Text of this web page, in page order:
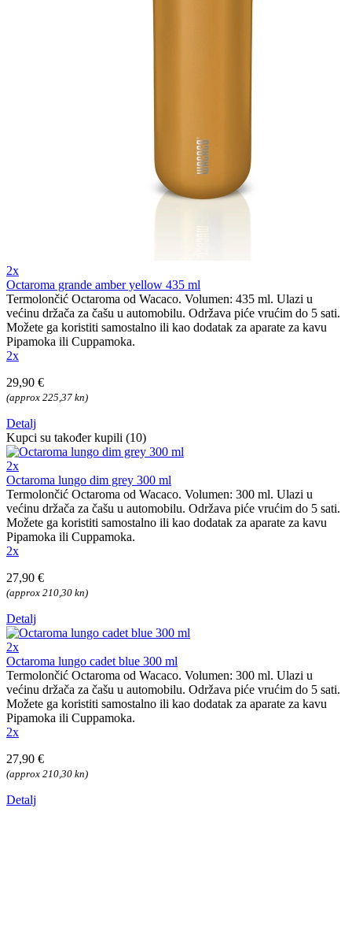
2x
Octaroma grande amber yellow 435 ml
Termolončić Octaroma od Wacaco. Volumen: 435 ml. Ulazi u
većinu držača za čašu u automobilu. Održava piće vrućim do 5 sati.
Možete ga koristiti samostalno ili kao dodatak za aparate za kavu
Pipamoka ili Cuppamoka.
2x
29,90 €
(approx 225,37 kn)
Detalj
Kupci su također kupili (10)
2x
Octaroma lungo dim grey 300 ml
Termolončić Octaroma od Wacaco. Volumen: 300 ml. Ulazi u
većinu držača za čašu u automobilu. Održava piće vrućim do 5 sati.
Možete ga koristiti samostalno ili kao dodatak za aparate za kavu
Pipamoka ili Cuppamoka.
2x
27,90 €
(approx 210,30 kn)
Detalj
2x
Octaroma lungo cadet blue 300 ml
Termolončić Octaroma od Wacaco. Volumen: 300 ml. Ulazi u
većinu držača za čašu u automobilu. Održava piće vrućim do 5 sati.
Možete ga koristiti samostalno ili kao dodatak za aparate za kavu
Pipamoka ili Cuppamoka.
2x
27,90 €
(approx 210,30 kn)
Detalj